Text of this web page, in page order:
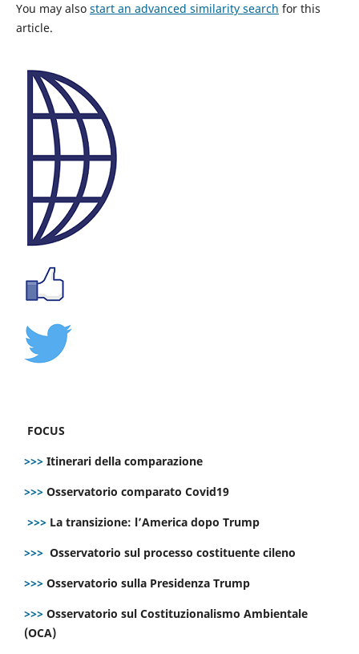
You may also start an advanced similarity search for this
article.
FOCUS
>>> Itinerari della comparazione
>>> Osservatorio comparato Covid19
>>> La transizione: l’America dopo Trump
>>> Osservatorio sul processo costituente cileno
>>> Osservatorio sulla Presidenza Trump
>>> Osservatorio sul Costituzionalismo Ambientale
(OCA)